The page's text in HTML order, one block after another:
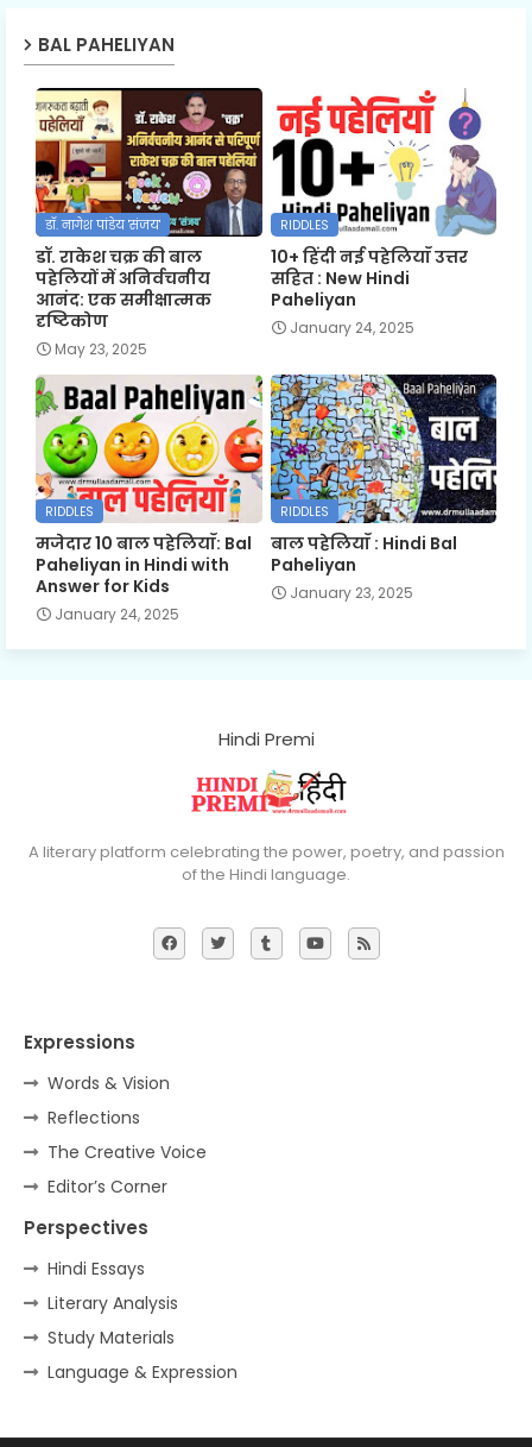
BAL PAHELIYAN
डॉ. नागेश पांडेय 'संजय'
डॉ. राकेश चक्र की बाल
पहेलियों में अनिर्वचनीय
आनंद: एक समीक्षात्मक
दृष्टिकोण
May 23, 2025
RIDDLES
10+ हिंदी नई पहेलियाँ उत्तर
सहित : New Hindi
Paheliyan
January 24, 2025
RIDDLES
मजेदार 10 बाल पहेलियाँ: Bal
Paheliyan in Hindi with
Answer for Kids
January 24, 2025
RIDDLES
बाल पहेलियाँ : Hindi Bal
Paheliyan
January 23, 2025
Hindi Premi
A literary platform celebrating the power, poetry, and passion
of the Hindi language.
Expressions
Words & Vision
Reflections
The Creative Voice
Editor’s Corner
Perspectives
Hindi Essays
Literary Analysis
Study Materials
Language & Expression